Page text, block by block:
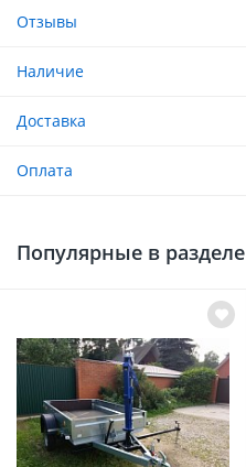
Отзывы
Наличие
Доставка
Оплата
Популярные в разделе